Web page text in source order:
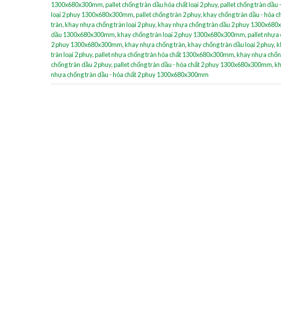
1300x680x300mm,pallet chống tràn dầu hóa chất loại 2 phuy,pallet chống tràn dầu
loại 2 phuy 1300x680x300mm,pallet chống tràn 2 phuy,khay chống tràn dầu - hóa
tràn,khay nhựa chống tràn loại 2 phuy,khay nhựa chống tràn dầu 2 phuy
dầu 1300x680x300mm,khay chống tràn loại 2 phuy 1300x680x300mm,pallet nhựa
2 phuy 1300x680x300mm,khay nhựa chống tràn,khay chống tràn dầu loại 2 phuy,
tràn loại 2 phuy,pallet nhựa chống tràn hóa chất 1300x680x300mm,khay nhựa
chống tràn dầu 2 phuy,pallet chống tràn dầu - hóa chất 2 phuy 1300x680x300mm,
nhựa chống tràn dầu - hóa chất 2 phuy 1300x680x300mm